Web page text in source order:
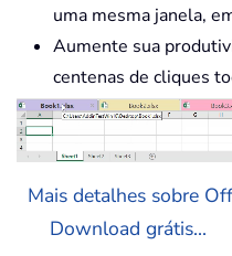
uma mesma janela,
Aumente sua
centenas de cliques
Mais detalhes sobre
Download grátis...